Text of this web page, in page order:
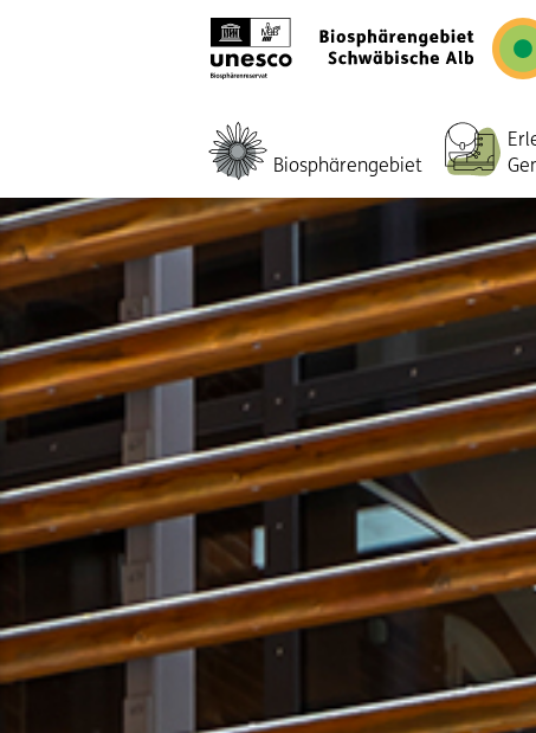
Biosphärengebiet